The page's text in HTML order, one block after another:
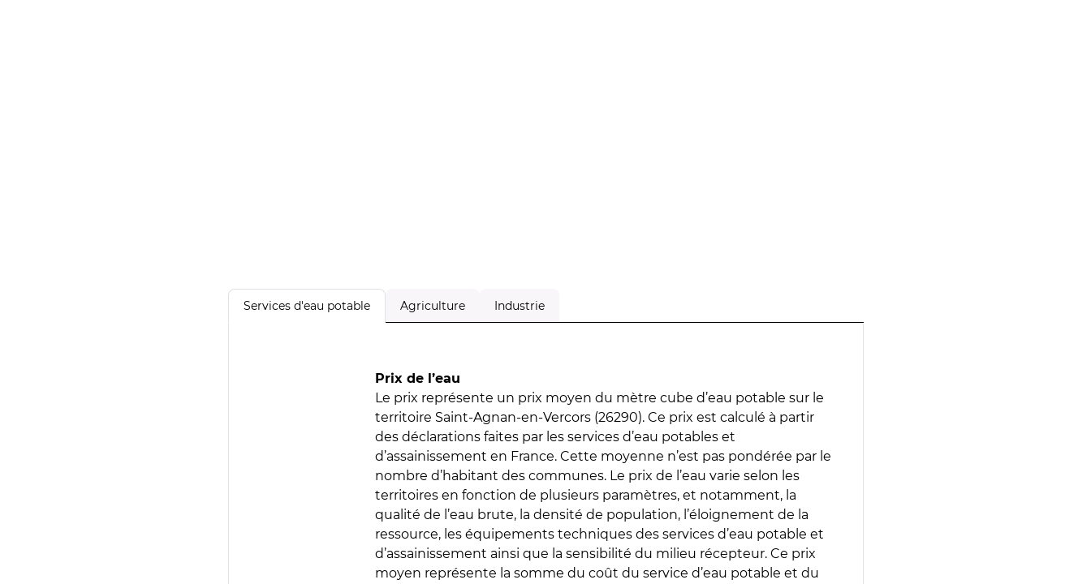
Services d'eau potable Agriculture Industrie
Prix de l’eau
Le prix représente un prix moyen du mètre cube d’eau potable sur le
territoire Saint-Agnan-en-Vercors (26290). Ce prix est calculé à partir
des déclarations faites par les services d’eau potables et
d’assainissement en France. Cette moyenne n’est pas pondérée par le
nombre d’habitant des communes. Le prix de l’eau varie selon les
territoires en fonction de plusieurs paramètres, et notamment, la
qualité de l’eau brute, la densité de population, l’éloignement de la
ressource, les équipements techniques des services d’eau potable et
d’assainissement ainsi que la sensibilité du milieu récepteur. Ce prix
moyen représente la somme du coût du service d’eau potable et du